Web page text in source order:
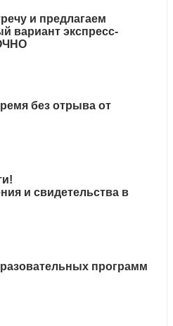
и предлагаем
вариант экспресс-
без отрыва от
и свидетельства в
программ